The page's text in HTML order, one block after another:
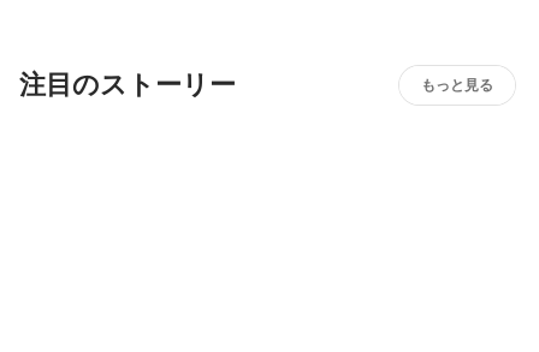
注目のストーリー もっと見る